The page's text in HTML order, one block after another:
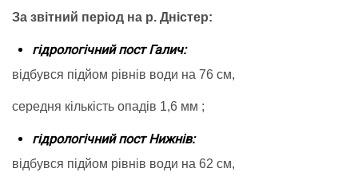
За звітний період на р. Дністер:
гідрологічний пост Галич:
відбувся підйом рівнів води на 76 см,
середня кількість опадів 1,6 мм ;
гідрологічний пост Нижнів:
відбувся підйом рівнів води на 62 см,